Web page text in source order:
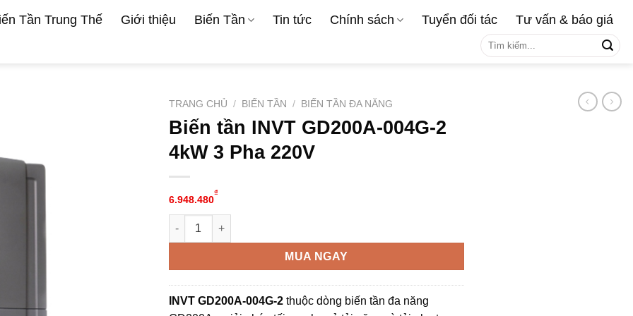
Tần Trung Thế Giới thiệu Biến Tần Tin tức Chính sách Tuyển đối tác Tư vấn & báo giá
Tìm
kiếm:
TRANG CHỦ / BIẾN TẦN / BIẾN TẦN ĐA NĂNG
Biến tần INVT GD200A-004G-2
4kW 3 Pha 220V
6.948.480
₫
Biến tần INVT GD200A-004G-2 4kW 3 Pha 220V số lượng
MUA NGAY
Alternative:
INVT GD200A-004G-2 thuộc dòng biến tần đa năng